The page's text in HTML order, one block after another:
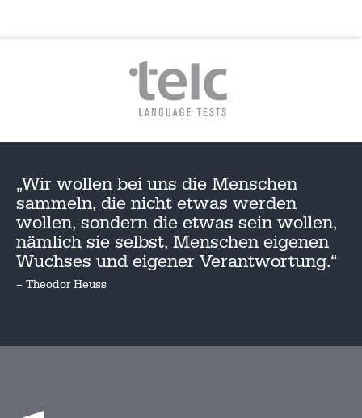
„Wir wollen bei uns die Menschen
sammeln, die nicht etwas werden
wollen, sondern die etwas sein wollen,
nämlich sie selbst, Menschen eigenen
Wuchses und eigener Verantwortung.“
– Theodor Heuss